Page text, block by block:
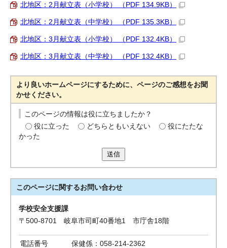
北地区：2月献立表（小学校） （PDF 134.9KB）
北地区：2月献立表（中学校） （PDF 135.3KB）
北地区：3月献立表（小学校） （PDF 132.4KB）
北地区：3月献立表（中学校） （PDF 132.4KB）
より良いホームページにするために、ページのご感想をお聞
かせください。
このページの情報は役に立ちましたか？
役に立った
どちらともいえない
役にたたな
かった
送信
このページに関するお問い合わせ
学校安全支援課
〒500-8701 岐阜市司町40番地1 市庁舎18階
電話番号
保健係：058-214-2362